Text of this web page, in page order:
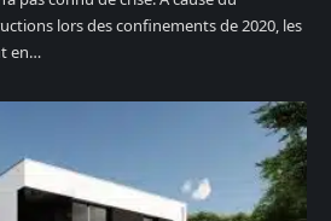
lors des confinements de 2020, les
en…